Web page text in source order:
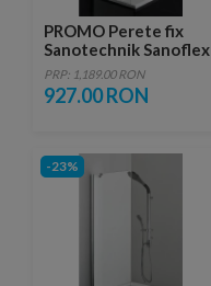
PROMO Perete fix
Sanotechnik Sanoflex
MF70
PRP: 1,189.00 RON
927.00 RON
-23%